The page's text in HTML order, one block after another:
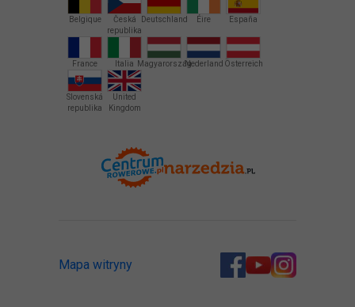
Belgique
Česká
republika
Deutschland Éire España
France Italia MagyarországNederland Österreich
Slovenská
republika
United
Kingdom
Mapa witryny